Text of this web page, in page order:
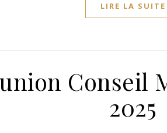
LIRE LA SUITE
Conseil
2025